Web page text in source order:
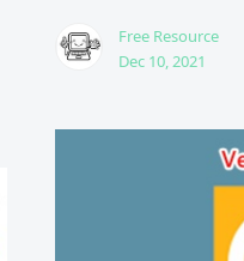
Free Resource
Dec 10, 2021